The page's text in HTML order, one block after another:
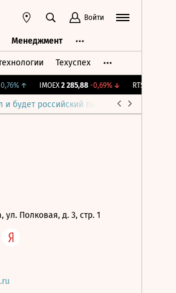
Войти
Менеджмент
Техуспех
↑ IMOEX 2 285,88 -0,69%↓ RTSI
будет российский парламент
ул. Полковая, д. 3, стр. 1